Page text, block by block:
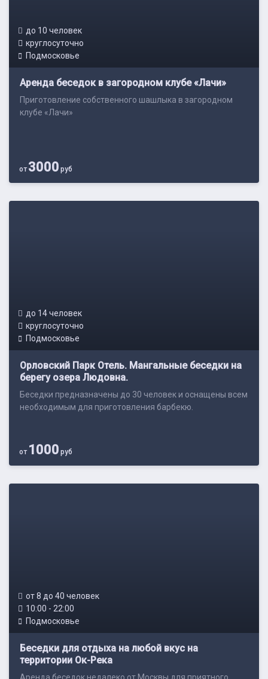
до 10 человек
круглосуточно
Подмосковье
Аренда беседок в загородном клубе «Лачи»
Приготовление собственного шашлыка в загородном
клубе «Лачи»
от3000 руб
до 14 человек
круглосуточно
Подмосковье
Орловский Парк Отель. Мангальные беседки на
берегу озера Людовна.
Беседки предназначены до 30 человек и оснащены всем
необходимым для приготовления барбекю.
от 1000 руб
от 8 до 40 человек
10:00 - 22:00
Подмосковье
Беседки для отдыха на любой вкус на
территории Ок-Река